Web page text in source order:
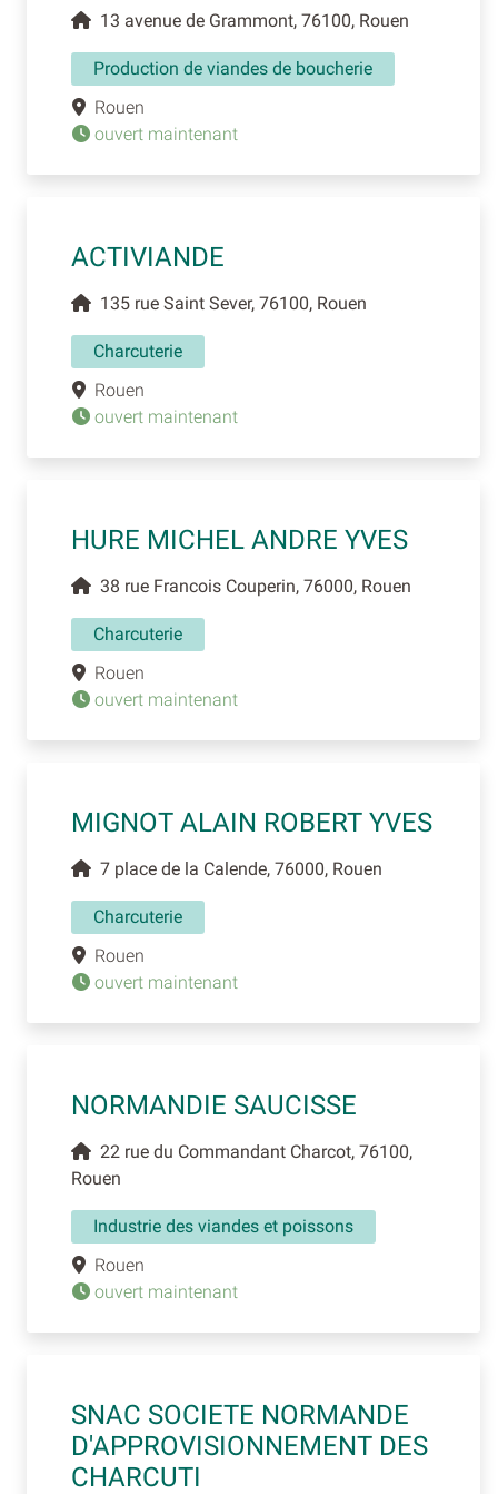
13 avenue de Grammont, 76100, Rouen
Production de viandes de boucherie
Rouen
ouvert maintenant
ACTIVIANDE
135 rue Saint Sever, 76100, Rouen
Charcuterie
Rouen
ouvert maintenant
HURE MICHEL ANDRE YVES
38 rue Francois Couperin, 76000, Rouen
Charcuterie
Rouen
ouvert maintenant
MIGNOT ALAIN ROBERT YVES
7 place de la Calende, 76000, Rouen
Charcuterie
Rouen
ouvert maintenant
NORMANDIE SAUCISSE
22 rue du Commandant Charcot, 76100,
Rouen
Industrie des viandes et poissons
Rouen
ouvert maintenant
SNAC SOCIETE NORMANDE
D'APPROVISIONNEMENT DES
CHARCUTI